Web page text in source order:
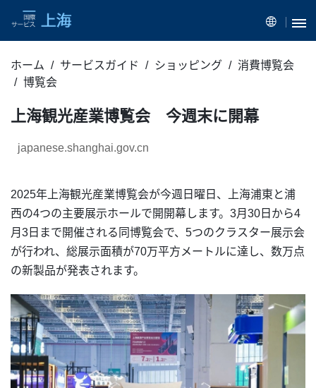
ホーム サービスガイド ショッピング
消費博覧会
博覧会
上海観光産業博覧会 今週末に開幕
japanese.shanghai.gov.cn
2025年上海観光産業博覧会が今週日曜日、上海浦東と浦
西の4つの主要展示ホールで開開幕します。3月30日から4
月3日まで開催される同博覧会で、5つのクラスター展示会
が行われ、総展示面積が70万平方メートルに達し、数万点
の新製品が発表されます。